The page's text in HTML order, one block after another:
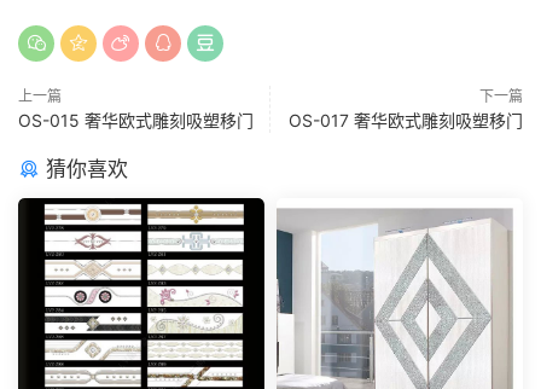
上一篇
OS-015 奢华欧式雕刻吸塑移门
下一篇
OS-017 奢华欧式雕刻吸塑移门
猜你喜欢